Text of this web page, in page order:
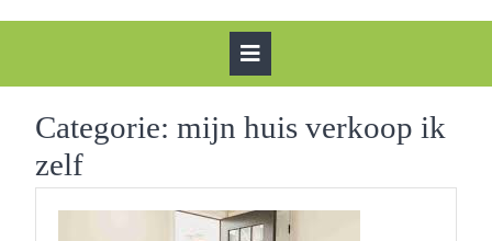
Categorie: mijn huis verkoop ik
zelf